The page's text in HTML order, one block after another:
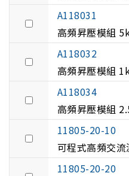
A118031
高頻昇壓模組
A118032
高頻昇壓模組
A118034
高頻昇壓模組
11805-20-10
可程式高頻交
11805-20-20